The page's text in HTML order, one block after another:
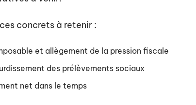
concrets à retenir :
et allègement de la pression fiscale
des prélèvements sociaux
net dans le temps